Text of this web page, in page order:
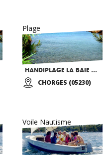
Plage
HANDIPLAGE LA BAIE SAINT MICHEL
CHORGES (05230)
Voile Nautisme